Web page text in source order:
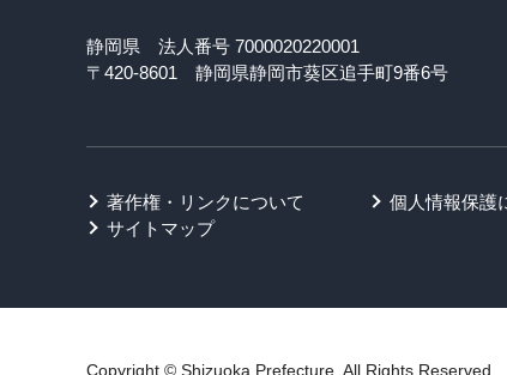
静岡県 法人番号 7000020220001
〒420-8601 静岡県静岡市葵区追手町9番6号
著作権・リンクについて 個人情報保護
サイトマップ
Copyright © Shizuoka Prefecture. All Rights Reserved.